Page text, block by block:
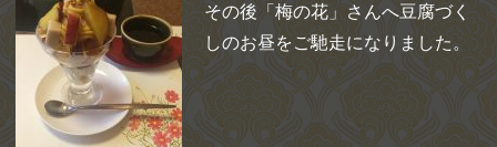
その後「梅の花」さんへ豆腐づく
しのお昼をご馳走になりました。